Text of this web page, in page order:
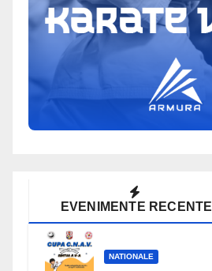
EVENIMENTE RECENTE
NATIONALE